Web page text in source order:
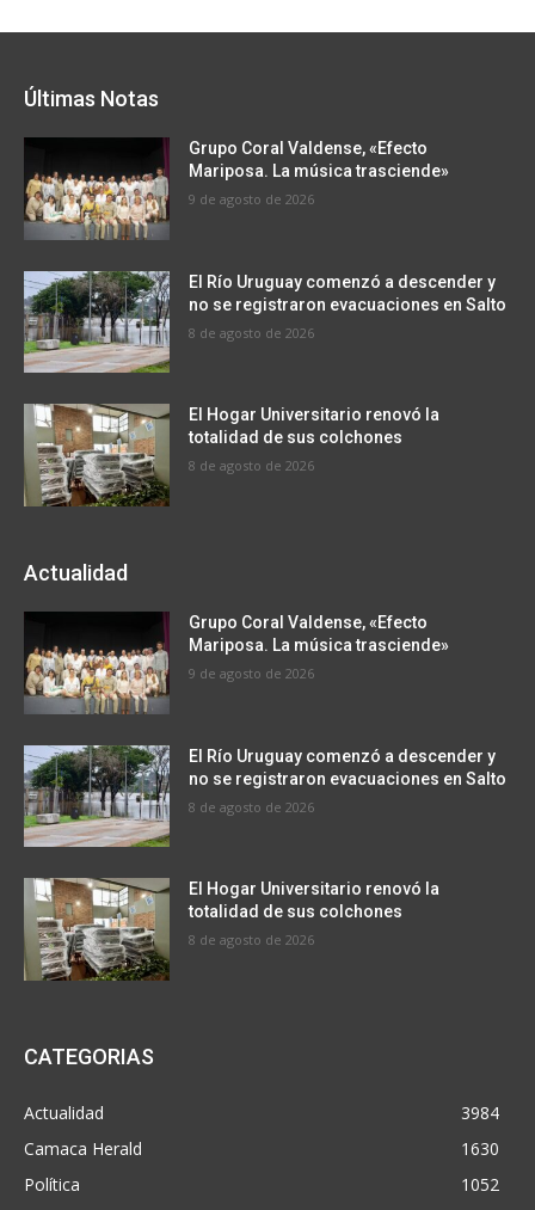
Últimas Notas
Grupo Coral Valdense, «Efecto
Mariposa. La música trasciende»
9 de agosto de 2026
El Río Uruguay comenzó a descender y
no se registraron evacuaciones en Salto
8 de agosto de 2026
El Hogar Universitario renovó la
totalidad de sus colchones
8 de agosto de 2026
Actualidad
Grupo Coral Valdense, «Efecto
Mariposa. La música trasciende»
9 de agosto de 2026
El Río Uruguay comenzó a descender y
no se registraron evacuaciones en Salto
8 de agosto de 2026
El Hogar Universitario renovó la
totalidad de sus colchones
8 de agosto de 2026
CATEGORIAS
Actualidad
3984
Camaca Herald
1630
Política
1052